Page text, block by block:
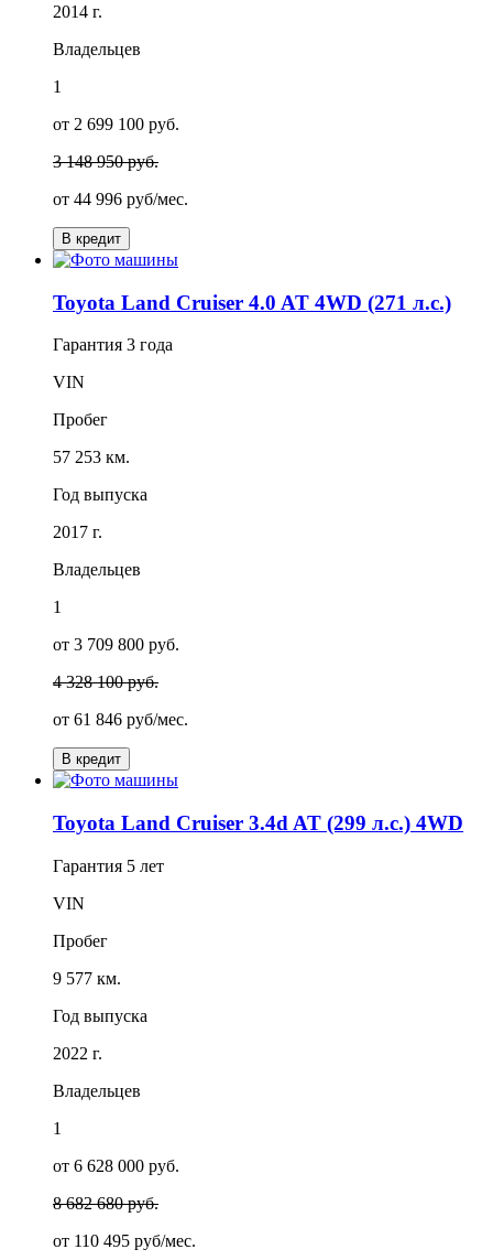
2014 г.
Владельцев
1
от 2 699 100 руб.
3 148 950 руб.
от 44 996 руб/мес.
В кредит
Toyota Land Cruiser 4.0 AT 4WD (271 л.с.)
Гарантия 3 года
VIN
Пробег
57 253 км.
Год выпуска
2017 г.
Владельцев
1
от 3 709 800 руб.
4 328 100 руб.
от 61 846 руб/мес.
В кредит
Toyota Land Cruiser 3.4d AT (299 л.с.) 4WD
Гарантия 5 лет
VIN
Пробег
9 577 км.
Год выпуска
2022 г.
Владельцев
1
от 6 628 000 руб.
8 682 680 руб.
от 110 495 руб/мес.